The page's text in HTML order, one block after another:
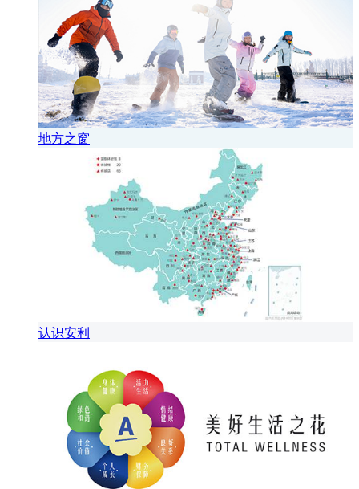
地方之窗
认识安利